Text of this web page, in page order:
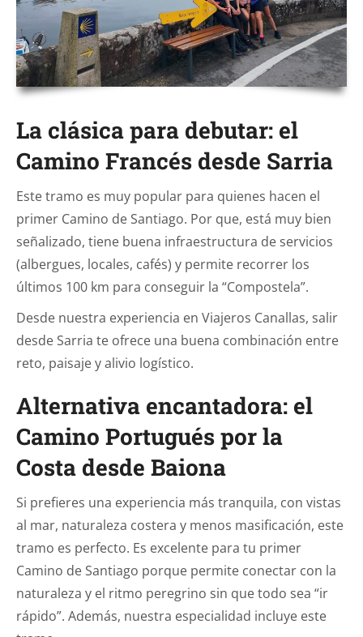
La clásica para debutar: el
Camino Francés desde Sarria
Este tramo es muy popular para quienes hacen el
primer Camino de Santiago. Por que, está muy bien
señalizado, tiene buena infraestructura de servicios
(albergues, locales, cafés) y permite recorrer los
últimos 100 km para conseguir la “Compostela”.
Desde nuestra experiencia en Viajeros Canallas, salir
desde Sarria te ofrece una buena combinación entre
reto, paisaje y alivio logístico.
Alternativa encantadora: el
Camino Portugués por la
Costa desde Baiona
Si prefieres una experiencia más tranquila, con vistas
al mar, naturaleza costera y menos masificación, este
tramo es perfecto. Es excelente para tu primer
Camino de Santiago porque permite conectar con la
naturaleza y el ritmo peregrino sin que todo sea “ir
rápido”. Además, nuestra especialidad incluye este